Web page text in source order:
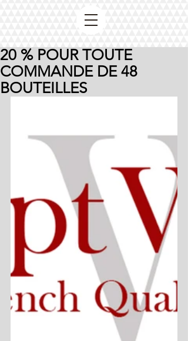
20 % POUR TOUTE
COMMANDE DE 48
BOUTEILLES